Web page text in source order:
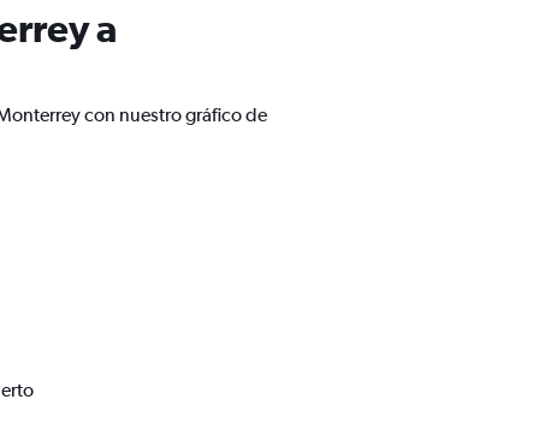
a
con nuestro gráfico de